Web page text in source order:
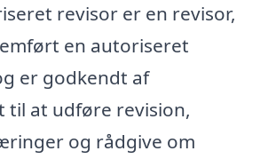
revisor er en revisor,
en autoriseret
er godkendt af
til at udføre revision,
og rådgive om